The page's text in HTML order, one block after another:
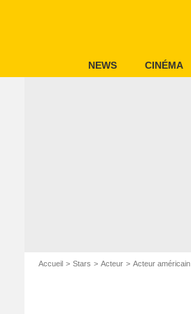
NEWS CINÉMA
Accueil Stars Acteur Acteur américain